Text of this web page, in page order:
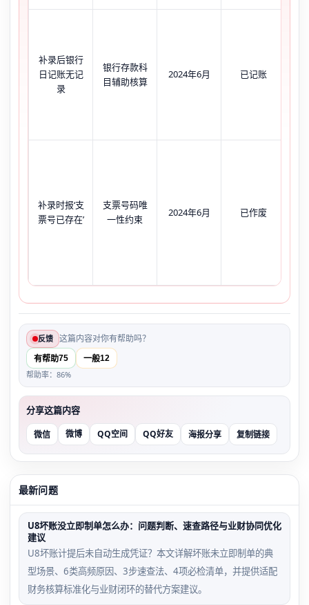
补录后银行
日记账无记
录
银行存款科
目辅助核算
2024年6月 已记账
补录时报‘支
票号已存在’
支票号码唯
一性约束
2024年6月 已作废
反馈 这篇内容对你有帮助吗？
有帮助75 一般12
帮助率：86%
分享这篇内容
微信 微博 QQ空间 QQ好友 海报分享 复制链接
最新问题
U8坏账没立即制单怎么办：问题判断、速查路径与业财协同优化
建议
U8坏账计提后未自动生成凭证？本文详解坏账未立即制单的典
型场景、6类高频原因、3步速查法、4项必检清单，并提供适配
财务核算标准化与业财闭环的替代方案建议。